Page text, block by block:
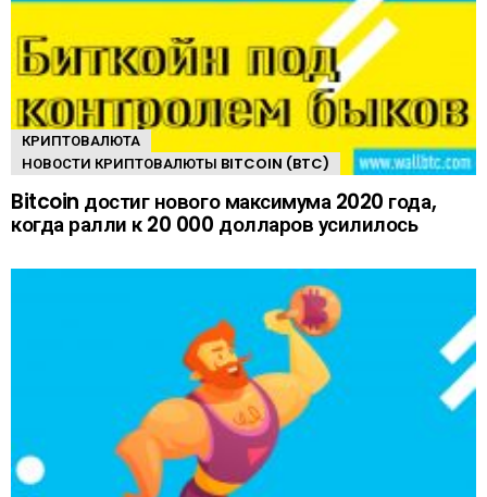
КРИПТОВАЛЮТА
НОВОСТИ КРИПТОВАЛЮТЫ BITCOIN (BTC)
Bitcoin достиг нового максимума 2020 года,
когда ралли к 20 000 долларов усилилось